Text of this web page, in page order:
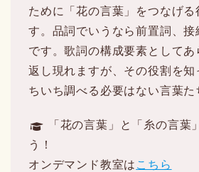
ために「花の言葉」をつなげ
す。品詞でいうなら前置詞、接
です。歌詞の構成要素としてあ
返し現れますが、その役割を知
ちいち調べる必要はない言葉た
「花の言葉」と「糸の言葉
う！
オンデマンド教室は こちら